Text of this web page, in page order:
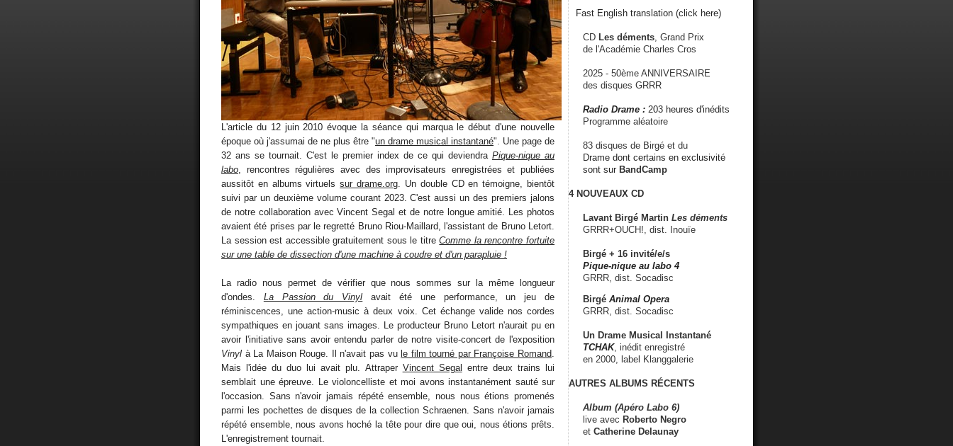
L'article du 12 juin 2010 évoque la séance qui marqua le début d'une nouvelle
époque où j'assumai de ne plus être "un drame musical instantané". Une page de
32 ans se tournait. C'est le premier index de ce qui deviendra Pique-nique au
labo , rencontres régulières avec des improvisateurs enregistrées et publiées
aussitôt en albums virtuelssur drame.org . Un double CD en témoigne, bientôt
suivi par un deuxième volume courant 2023. C'est aussi un des premiers jalons
de notre collaboration avec Vincent Segal et de notre longue amitié. Les photos
avaient été prises par le regretté Bruno Riou-Maillard, l'assistant de Bruno Letort.
La session est accessible gratuitement sous le titreComme la rencontre fortuite
sur une table de dissection d'une machine à coudre et d'un parapluie !
La radio nous permet de vérifier que nous sommes sur la même longueur
d'ondes. La Passion du Vinyl avait été une performance, un jeu de
réminiscences, une action-music à deux voix. Cet échange valide nos cordes
sympathiques en jouant sans images. Le producteur Bruno Letort n'aurait pu en
avoir l'initiative sans avoir entendu parler de notre visite-concert de l'exposition
Vinyl à La Maison Rouge. Il n'avait pas vu le film tourné par Françoise Romand
Mais l'idée du duo lui avait plu. Attraper Vincent Segal
entre deux trains lui
semblait une épreuve. Le violoncelliste et moi avons instantanément sauté sur
l'occasion. Sans n'avoir jamais répété ensemble, nous nous étions promenés
parmi les pochettes de disques de la collection Schraenen. Sans n'avoir jamais
répété ensemble, nous avons hoché la tête pour dire que oui, nous étions prêts.
L'enregistrement tournait.
Fast English translation (click here)
CD Les déments , Grand Prix
de l'Académie Charles Cros
2025 - 50ème ANNIVERSAIRE
des disques GRRR
Radio Drame : 203 heures d'inédits
Programme aléatoire
83 disques de Birgé et du
Drame dont certains en exclusivité
sont sur BandCamp
4 NOUVEAUX CD
Lavant Birgé Martin Les déments
GRRR+OUCH!, dist. Inouïe
Birgé + 16 invité/e/s
Pique-nique au labo 4
GRRR, dist. Socadisc
Birgé Animal Opera
GRRR, dist. Socadisc
Un Drame Musical Instantané
TCHAK, inédit enregistré
en 2000, label Klanggalerie
AUTRES ALBUMS RÉCENTS
Album (Apéro Labo 6)
live avec Roberto Negro
et Catherine Delaunay